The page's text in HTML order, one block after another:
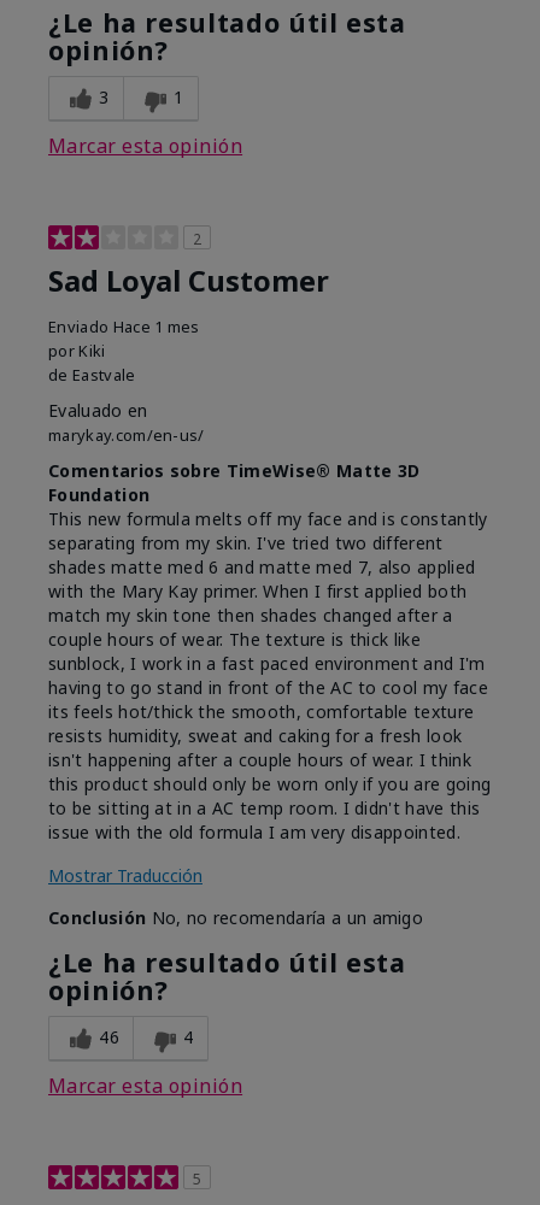
¿Le ha resultado útil esta
opinión?
3 1
Marcar esta opinión
2
Sad Loyal Customer
Enviado Hace 1 mes
por Kiki
de Eastvale
Evaluado en
marykay.com/en-us/
Comentarios sobre TimeWise® Matte 3D
Foundation
This new formula melts off my face and is constantly
separating from my skin. I've tried two different
shades matte med 6 and matte med 7, also applied
with the Mary Kay primer. When I first applied both
match my skin tone then shades changed after a
couple hours of wear. The texture is thick like
sunblock, I work in a fast paced environment and I'm
having to go stand in front of the AC to cool my face
its feels hot/thick the smooth, comfortable texture
resists humidity, sweat and caking for a fresh look
isn't happening after a couple hours of wear. I think
this product should only be worn only if you are going
to be sitting at in a AC temp room. I didn't have this
issue with the old formula I am very disappointed.
Mostrar Traducción
Conclusión No, no recomendaría a un amigo
¿Le ha resultado útil esta
opinión?
46 4
Marcar esta opinión
5